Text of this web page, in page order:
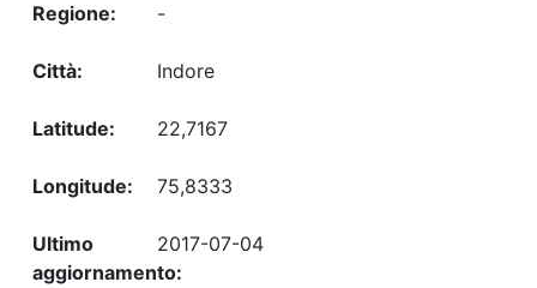
-
Indore
22,7167
75,8333
2017-07-04